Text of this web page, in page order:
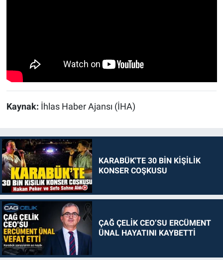
Kaynak: İhlas Haber Ajansı (İHA)
KARABÜK'TE 30 BİN KİŞİLİK
KONSER COŞKUSU
ÇAĞ ÇELİK CEO’SU ERCÜMENT
ÜNAL HAYATINI KAYBETTİ